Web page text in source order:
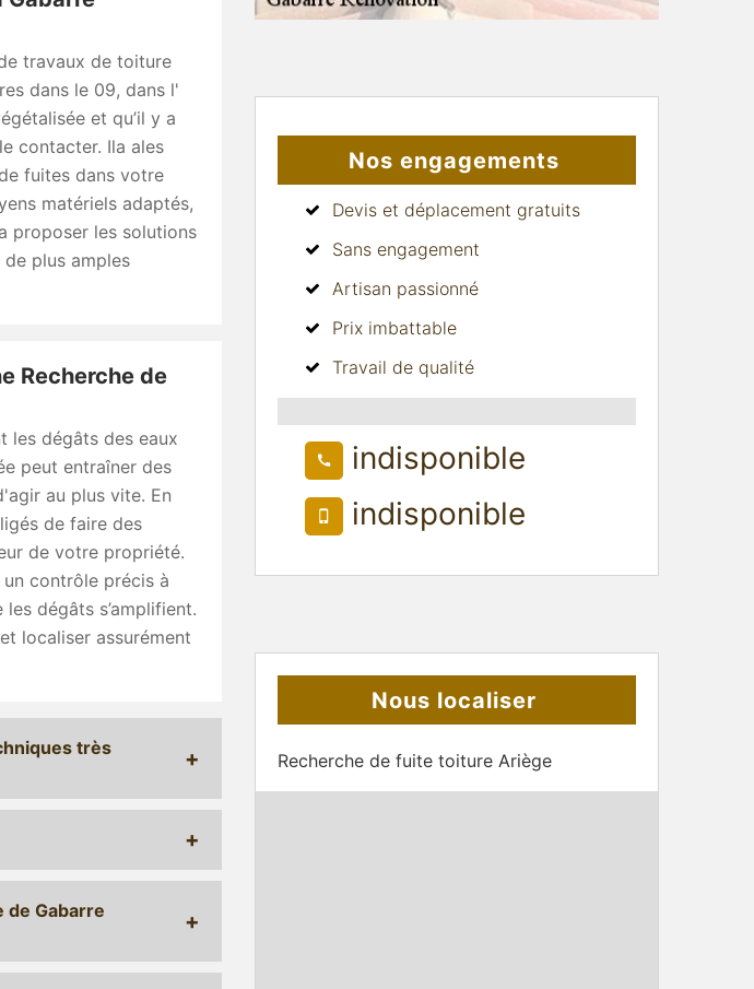
travaux de toiture
dans le 09, dans l'
et qu’il y a
contacter. Ila ales
fuites dans votre
matériels adaptés,
proposer les solutions
plus amples
Recherche de
les dégâts des eaux
peut entraîner des
au plus vite. En
de faire des
de votre propriété.
contrôle précis à
dégâts s’amplifient.
localiser assurément
très
de Gabarre
Nos engagements
Devis et déplacement gratuits
Sans engagement
Artisan passionné
Prix imbattable
Travail de qualité
indisponible
indisponible
Nous localiser
Recherche de fuite toiture Ariège